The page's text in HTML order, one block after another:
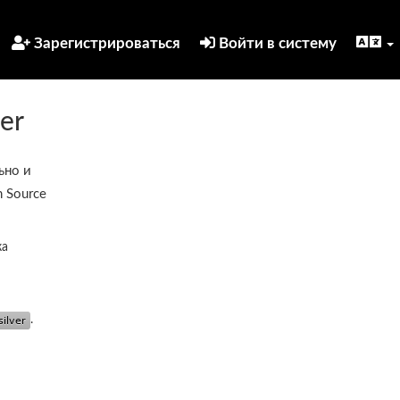
Зарегистрироваться Войти в систему
и
Source
.